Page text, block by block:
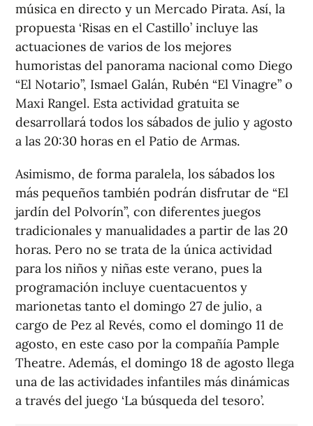
música en directo y un Mercado Pirata. Así, la
propuesta ‘Risas en el Castillo’ incluye las
actuaciones de varios de los mejores
humoristas del panorama nacional como Diego
“El Notario”, Ismael Galán, Rubén “El Vinagre” o
Maxi Rangel. Esta actividad gratuita se
desarrollará todos los sábados de julio y agosto
a las 20:30 horas en el Patio de Armas.
Asimismo, de forma paralela, los sábados los
más pequeños también podrán disfrutar de “El
jardín del Polvorín”, con diferentes juegos
tradicionales y manualidades a partir de las 20
horas. Pero no se trata de la única actividad
para los niños y niñas este verano, pues la
programación incluye cuentacuentos y
marionetas tanto el domingo 27 de julio, a
cargo de Pez al Revés, como el domingo 11 de
agosto, en este caso por la compañía Pample
Theatre. Además, el domingo 18 de agosto llega
una de las actividades infantiles más dinámicas
a través del juego ‘La búsqueda del tesoro’.